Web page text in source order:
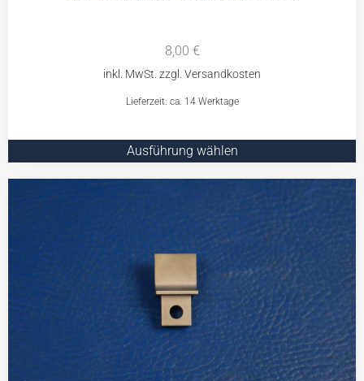
8,00 €
Lieferzeit: ca. 14 Werktage
Ausführung wählen